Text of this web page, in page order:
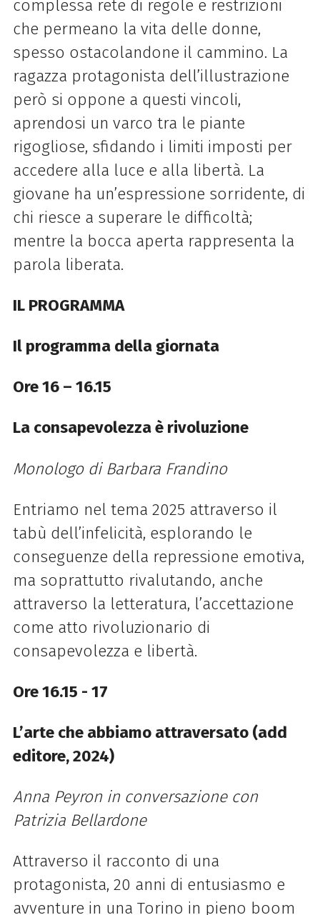
complessa rete di regole e restrizioni
che permeano la vita delle donne,
spesso ostacolandone il cammino. La
ragazza protagonista dell’illustrazione
però si oppone a questi vincoli,
aprendosi un varco tra le piante
rigogliose, sfidando i limiti imposti per
accedere alla luce e alla libertà. La
giovane ha un’espressione sorridente, di
chi riesce a superare le difficoltà;
mentre la bocca aperta rappresenta la
parola liberata.
IL PROGRAMMA
Il programma della giornata
Ore 16 – 16.15
La consapevolezza è rivoluzione
Monologo di Barbara Frandino
Entriamo nel tema 2025 attraverso il
tabù dell’infelicità, esplorando le
conseguenze della repressione emotiva,
ma soprattutto rivalutando, anche
attraverso la letteratura, l’accettazione
come atto rivoluzionario di
consapevolezza e libertà.
Ore 16.15 - 17
L’arte che abbiamo attraversato (add
editore, 2024)
Anna Peyron in conversazione con
Patrizia Bellardone
Attraverso il racconto di una
protagonista, 20 anni di entusiasmo e
avventure in una Torino in pieno boom